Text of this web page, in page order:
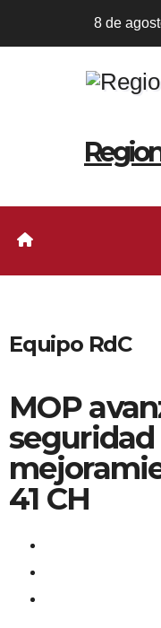
8 de
Equipo RdC
MOP
seguridad
41 CH